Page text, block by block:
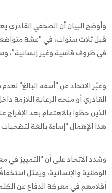
وأوضح البيان أن الصحفي
قبل ثلاث سنوات، في "عشة
في ظروف قاسية وغير إنسانية"،
وعبّر الاتحاد عن "أسفه البالغ"
القادري أو منحه الرعاية اللازمة
الذين حظوا بالاهتمام بعد
هذا الإهمال "إساءة بالغة لتضحيات
وشدد الاتحاد على أن "التمييز في
الوطنية والإنسانية، ويمثل
أقلامهم في معركة الدفاع عن